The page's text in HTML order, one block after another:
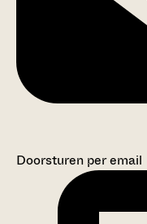
Doorsturen per email